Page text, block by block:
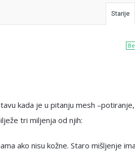
Starije
kada je u pitanju mesh
tri miljenja od njih:
ako nisu kožne. Staro mišljenje